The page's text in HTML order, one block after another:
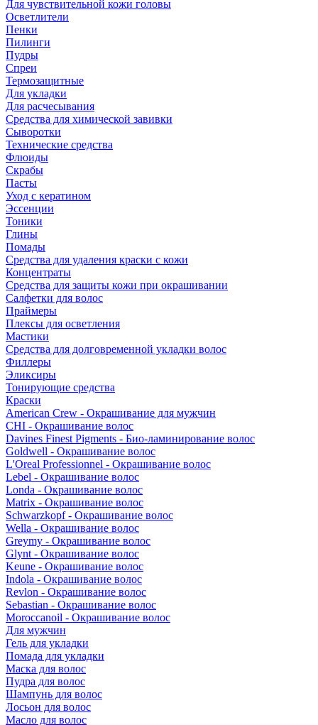
Для чувствительной кожи головы
Осветлители
Пенки
Пилинги
Пудры
Спреи
Термозащитные
Для укладки
Для расчесывания
Средства для химической завивки
Сыворотки
Технические средства
Флюиды
Скрабы
Пасты
Уход с кератином
Эссенции
Тоники
Глины
Помады
Средства для удаления краски с кожи
Концентраты
Средства для защиты кожи при окрашивании
Салфетки для волос
Праймеры
Плексы для осветления
Мастики
Средства для долговременной укладки волос
Филлеры
Эликсиры
Тонирующие средства
Краски
American Crew - Окрашивание для мужчин
CHI - Окрашивание волос
Davines Finest Pigments - Био-ламинирование волос
Goldwell - Окрашивание волос
L'Oreal Professionnel - Окрашивание волос
Lebel - Окрашивание волос
Londa - Окрашивание волос
Matrix - Окрашивание волос
Schwarzkopf - Окрашивание волос
Wella - Окрашивание волос
Greymy - Окрашивание волос
Glynt - Окрашивание волос
Keune - Окрашивание волос
Indola - Окрашивание волос
Revlon - Окрашивание волос
Sebastian - Окрашивание волос
Moroccanoil - Окрашивание волос
Для мужчин
Гель для укладки
Помада для укладки
Маска для волос
Пудра для волос
Шампунь для волос
Лосьон для волос
Масло для волос